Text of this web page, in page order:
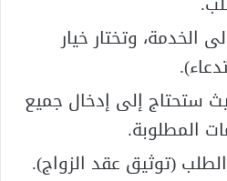
الخدمة، وتختار خيار
ستحتاج إلى إدخال جميع
المطلوبة.
(توثيق عقد الزواج).